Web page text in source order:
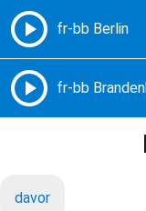
Freie Radios –
davor